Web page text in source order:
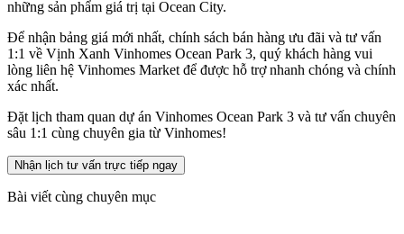
những sản phẩm giá trị tại Ocean City.
Để nhận bảng giá mới nhất, chính sách bán hàng ưu đãi và tư vấn
1:1 về Vịnh Xanh Vinhomes Ocean Park 3, quý khách hàng vui
lòng liên hệ Vinhomes Market để được hỗ trợ nhanh chóng và chính
xác nhất.
Đặt lịch tham quan dự án Vinhomes Ocean Park 3 và tư vấn chuyên
sâu 1:1 cùng chuyên gia từ Vinhomes!
Nhận lịch tư vấn trực tiếp ngay
Bài viết cùng chuyên mục